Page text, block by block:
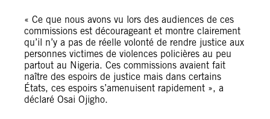
« Ce que nous avons vu lors des audiences de ces
commissions est décourageant et montre clairement
qu’il n’y a pas de réelle volonté de rendre justice aux
personnes victimes de violences policières au peu
partout au Nigeria. Ces commissions avaient fait
naître des espoirs de justice mais dans certains
États, ces espoirs s’amenuisent rapidement », a
déclaré Osai Ojigho.